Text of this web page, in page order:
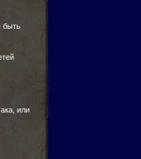
быть
или